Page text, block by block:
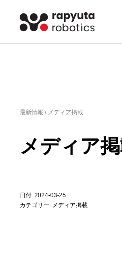
最新情報 / メディア掲載
メディア
日付: 2024-03-25
カテゴリー: メディア掲載